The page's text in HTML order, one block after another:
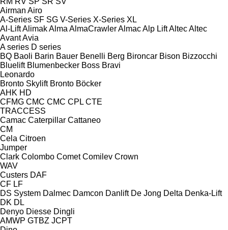
Airman Airo
A-Series SF SG V-Series X-Series XL
Al-LiftAlimakAlma AlmaCrawlerAlmacAlp LiftAltecAltec
AvantAvia
A series D series
BQ Baoli Barin Bauer Benelli Berg Bironcar Bison Bizzocchi
Bluelift Blumenbecker Boss Bravi
Leonardo
Bronto Skylift Bronto Böcker
AHK HD
CFMG CMC CMC CPL CTE
TRACCESS
Camac Caterpillar Cattaneo
CM
Cela Citroen
Jumper
Clark Colombo Comet Comilev Crown
WAV
Custers DAF
CF LF
DS System Dalmec Damcon Danlift De Jong Delta Denka-Lift
DK DL
Denyo Diesse Dingli
AMWP GTBZ JCPT